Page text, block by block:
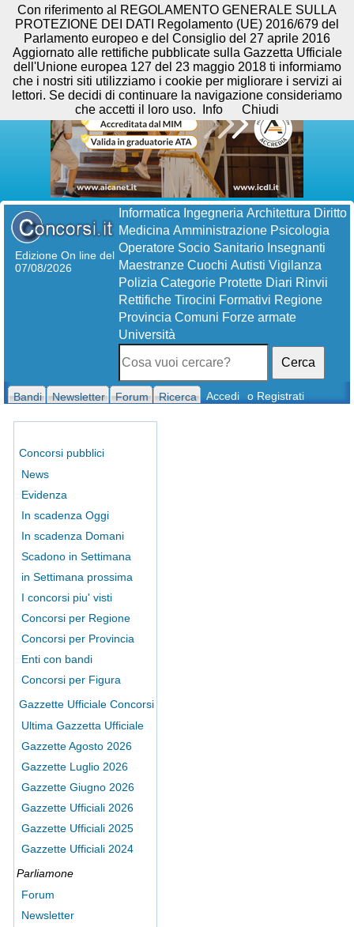
Edizione On line del
07/08/2026
Informatica Ingegneria Architettura Diritto
Medicina Amministrazione Psicologia
Operatore Socio Sanitario Insegnanti
Maestranze Cuochi Autisti Vigilanza
Polizia Categorie Protette Diari Rinvii
Rettifiche Tirocini Formativi Regione
Provincia Comuni Forze armate
Università
Cerca
Bandi Newsletter Forum Ricerca Accedi o Registrati
Concorsi pubblici
News
Evidenza
In scadenza Oggi
In scadenza Domani
Scadono in Settimana
in Settimana prossima
I concorsi piu' visti
Concorsi per Regione
Concorsi per Provincia
Enti con bandi
Concorsi per Figura
Gazzette Ufficiale Concorsi
Ultima Gazzetta Ufficiale
Gazzette Agosto 2026
Gazzette Luglio 2026
Gazzette Giugno 2026
Gazzette Ufficiali 2026
Gazzette Ufficiali 2025
Gazzette Ufficiali 2024
Parliamone
Forum
Newsletter
Con riferimento al REGOLAMENTO GENERALE SULLA
PROTEZIONE DEI DATI Regolamento (UE) 2016/679 del
Parlamento europeo e del Consiglio del 27 aprile 2016
Aggiornato alle rettifiche pubblicate sulla Gazzetta Ufficiale
dell'Unione europea 127 del 23 maggio 2018 ti informiamo
che i nostri siti utilizziamo i cookie per migliorare i servizi ai
lettori. Se decidi di continuare la navigazione consideriamo
che accetti il loro uso.
Info Chiudi